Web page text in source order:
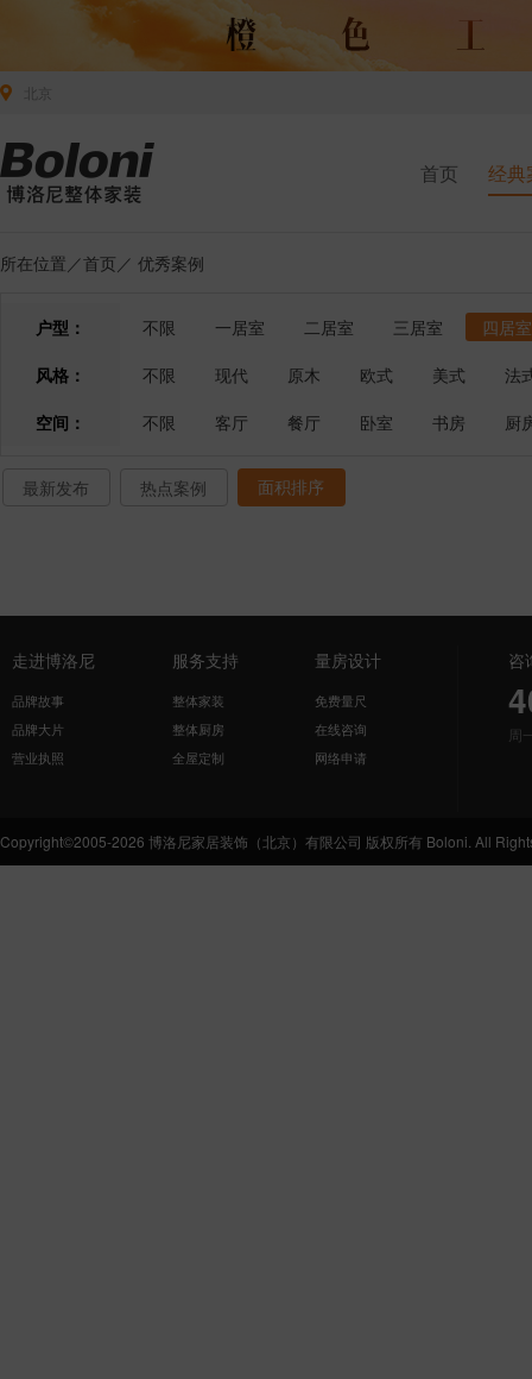
首页 经典
所在位置／首页 ／ 优秀案例
户型： 不限 一居室 二居室 三居室
四居室
风格：
不限 现代 原木 欧式 美式
法
空间：
不限 客厅 餐厅 卧室 书房 厨
最新发布 热点案例 面积排序
走进博洛尼
品牌故事
品牌大片
营业执照
服务支持
整体家装
整体厨房
全屋定制
量房设计
免费量尺
在线咨询
网络申请
咨
周
Copyright©2005-2026 博洛尼家居装饰（北京）有限公司 版权所有 Boloni. All